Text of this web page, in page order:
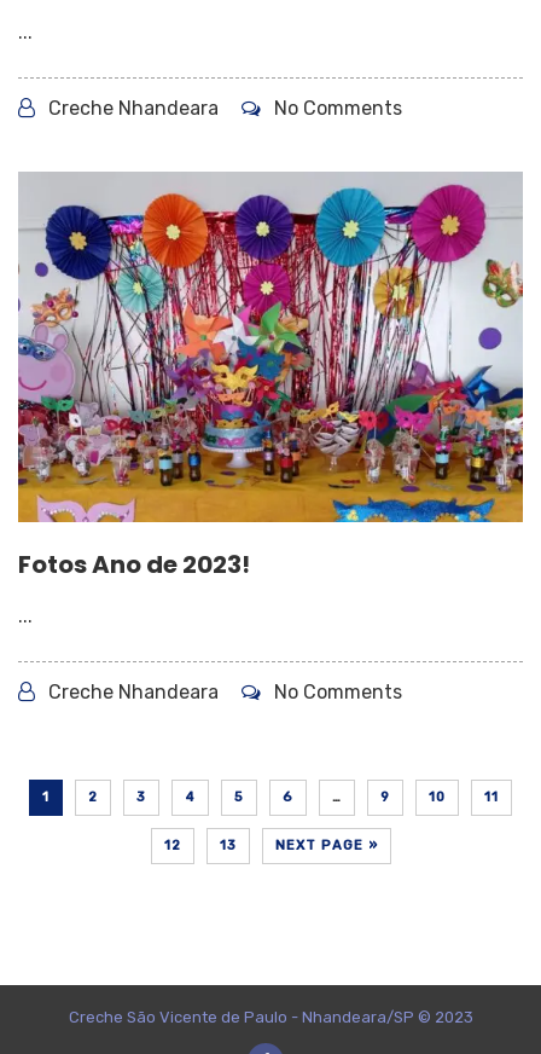
...
Creche Nhandeara No Comments
Fotos Ano de 2023!
...
Creche Nhandeara No Comments
1 2 3 4 5 6 … 9 10 11
12 13 NEXT PAGE »
Creche São Vicente de Paulo - Nhandeara/SP © 2023